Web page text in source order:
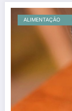
ALIMENTAÇÃO